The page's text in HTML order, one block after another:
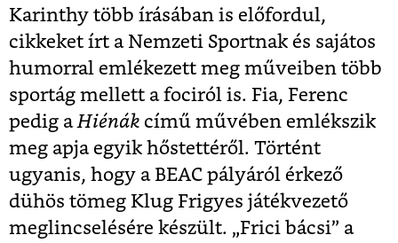
Karinthy több írásában is előfordul,
cikkeket írt a Nemzeti Sportnak és sajátos
humorral emlékezett meg műveiben több
sportág mellett a fociról is. Fia, Ferenc
pedig aHiénák című művében emlékszik
meg apja egyik hőstettéről. Történt
ugyanis, hogy a BEAC pályáról érkező
dühös tömeg Klug Frigyes játékvezető
meglincselésére készült. „Frici bácsi” a